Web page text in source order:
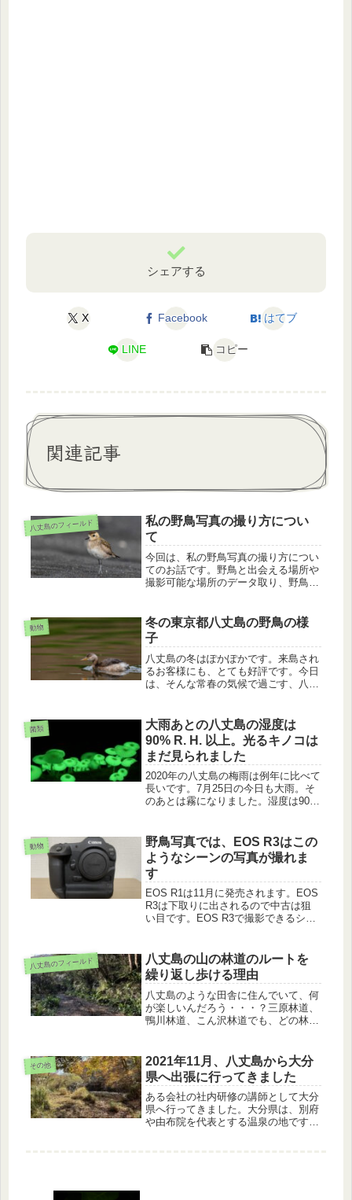
シェアする
X Facebook はてブ
LINE コピー
関連記事
八丈島のフィールド
私の野鳥写真の撮り方につい
て
今回は、私の野鳥写真の撮り方につい
てのお話です。野鳥と出会える場所や
撮影可能な場所のデータ取り、野鳥の
す。でも、時間や労力の90%は「デー
タ取り」だったりします（笑）。
動物
冬の東京都八丈島の野鳥の様
子
八丈島の冬はぽかぽかです。来島され
るお客様にも、とても好評です。今日
は、そんな常春の気候で過ごす、八丈
島での様子を紹介します。
菌類
大雨あとの八丈島の湿度は
90% R. H. 以上。光るキノコは
まだ見られました
2020年の八丈島の梅雨は例年に比べて
長いです。7月25日の今日も大雨。そ
のあとは霧になりました。湿度は90%
た。夏までもう少し一緒にいられそう
です。
動物
野鳥写真では、EOS R3はこの
ようなシーンの写真が撮れま
す
EOS R1は11月に発売されます。EOS
R3は下取りに出されるので中古は狙
い目です。EOS R3で撮影できるシー
八丈島のフィールド
八丈島の山の林道のルートを
繰り返し歩ける理由
八丈島のような田舎に住んでいて、何
が楽しいんだろう・・・？三原林道、
鴨川林道、こん沢林道でも、どの林道
ます。おそらく、それは、ネットや雑
誌の文字から得られた情報を確認した
の...
その他
2021年11月、八丈島から大分
県へ出張に行ってきました
ある会社の社内研修の講師として大分
県へ行ってきました。大分県は、別府
や由布院を代表とする温泉の地です